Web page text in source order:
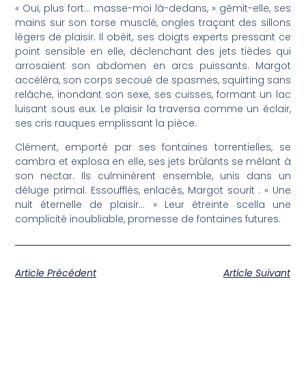
« Oui, plus fort… masse-moi là-dedans, » gémit-elle, ses
mains sur son torse musclé, ongles traçant des sillons
légers de plaisir. Il obéit, ses doigts experts pressant ce
point sensible en elle, déclenchant des jets tièdes qui
arrosaient son abdomen en arcs puissants. Margot
accéléra, son corps secoué de spasmes, squirting sans
relâche, inondant son sexe, ses cuisses, formant un lac
luisant sous eux. Le plaisir la traversa comme un éclair,
ses cris rauques emplissant la pièce.
Clément, emporté par ses fontaines torrentielles, se
cambra et explosa en elle, ses jets brûlants se mêlant à
son nectar. Ils culminèrent ensemble, unis dans un
déluge primal. Essoufflés, enlacés, Margot sourit : « Une
nuit éternelle de plaisir… » Leur étreinte scella une
complicité inoubliable, promesse de fontaines futures.
Article Précédent Article Suivant